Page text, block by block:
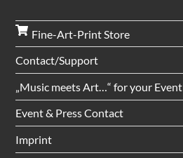
Fine-Art-Print Store
Contact/Support
„Music meets Art…“ for your Event
Event & Press Contact
Imprint